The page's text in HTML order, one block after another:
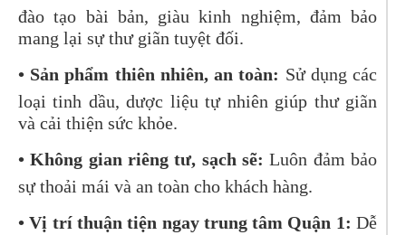
đào tạo bài bản, giàu kinh nghiệm, đảm bảo
mang lại sự thư giãn tuyệt đối.
• Sản phẩm thiên nhiên, an toàn: Sử dụng các
loại tinh dầu, dược liệu tự nhiên giúp thư giãn
và cải thiện sức khỏe.
• Không gian riêng tư, sạch sẽ:Luôn đảm bảo
sự thoải mái và an toàn cho khách hàng.
• Vị trí thuận tiện ngay trung tâm Quận 1: Dễ